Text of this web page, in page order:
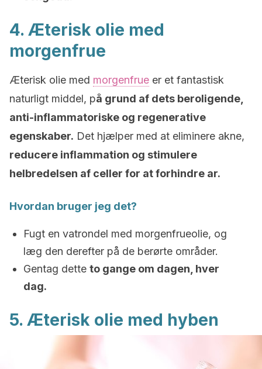
4. Æterisk olie med
morgenfrue
Æterisk olie med morgenfrue er et fantastisk
naturligt middel, på grund af dets beroligende,
anti-inflammatoriske og regenerative
egenskaber. Det hjælper med at eliminere akne,
reducere inflammation og stimulere
helbredelsen af ​​celler for at forhindre ar.
Hvordan bruger jeg det?
Fugt en vatrondel med morgenfrueolie, og
læg den derefter på de berørte områder.
Gentag dette to gange om dagen, hver
dag.
5. Æterisk olie med hyben